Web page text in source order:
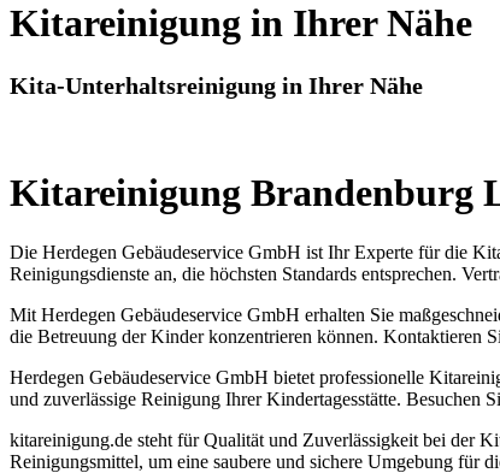
Kitareinigung in Ihrer Nähe
Kita-Unterhaltsreinigung in Ihrer Nähe
Kitareinigung Brandenburg
Die Herdegen Gebäudeservice GmbH ist Ihr Experte für die
Reinigungsdienste an, die höchsten Standards entsprechen.
Mit Herdegen Gebäudeservice GmbH erhalten Sie
die Betreuung der Kinder konzentrieren können. Kontaktieren
Herdegen Gebäudeservice GmbH bietet professionelle
und zuverlässige Reinigung Ihrer Kindertagesstätte. Besuchen
kitareinigung.de steht für Qualität und Zuverlässigkeit bei der
Reinigungsmittel, um eine saubere und sichere Umgebung für